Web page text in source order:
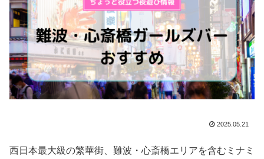
2025.05.21
西日本最大級の繁華街、難波・心斎橋エリアを含むミナミ